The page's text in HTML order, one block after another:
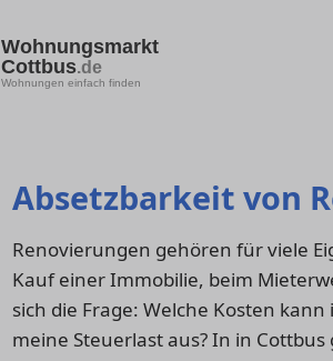
Wohnungsmarkt
Cottbus.de
Wohnungen einfach finden
Absetzbarkeit von
Renovierungen gehören für viele
Kauf einer Immobilie, beim
sich die Frage: Welche Kosten
meine Steuerlast aus? In in